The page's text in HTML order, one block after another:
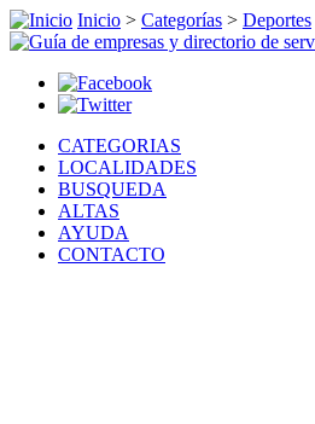
Inicio > Categorías > Deportes
CATEGORIAS
LOCALIDADES
BUSQUEDA
ALTAS
AYUDA
CONTACTO